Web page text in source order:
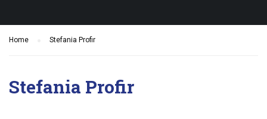
Home Stefania Profir
Stefania Profir